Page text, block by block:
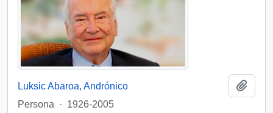
Luksic Abaroa, Andrónico
Persona
· 1926-2005